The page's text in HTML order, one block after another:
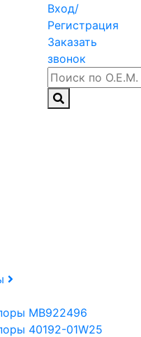
Вход/
Регистрация
Заказать
звонок
MB922496
40192-01W25